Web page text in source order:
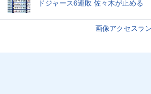
ドジャース6連敗 佐々木が止める
画像アクセスラ